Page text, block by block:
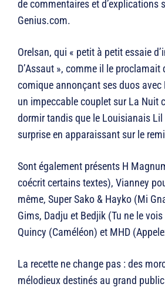
de commentaires et d’explications
Genius.com.
Orelsan, qui « petit à petit essaie
D’Assaut », comme il le proclamait
comique annonçant ses duos avec
un impeccable couplet sur La Nuit
dormir tandis que le Louisianais Lil
surprise en apparaissant sur le
Sont également présents H
coécrit certains textes), Vianney
même, Super Sako & Hayko (Mi
Gims, Dadju et Bedjik (Tu ne le vois
Quincy (Caméléon) et MHD
La recette ne change pas : des
mélodieux destinés au grand